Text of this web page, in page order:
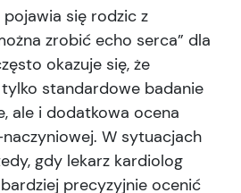
się rodzic z
zrobić echo serca” dla
okazuje się, że
standardowe badanie
ale i dodatkowa ocena
W sytuacjach
gdy lekarz kardiolog
precyzyjnie ocenić